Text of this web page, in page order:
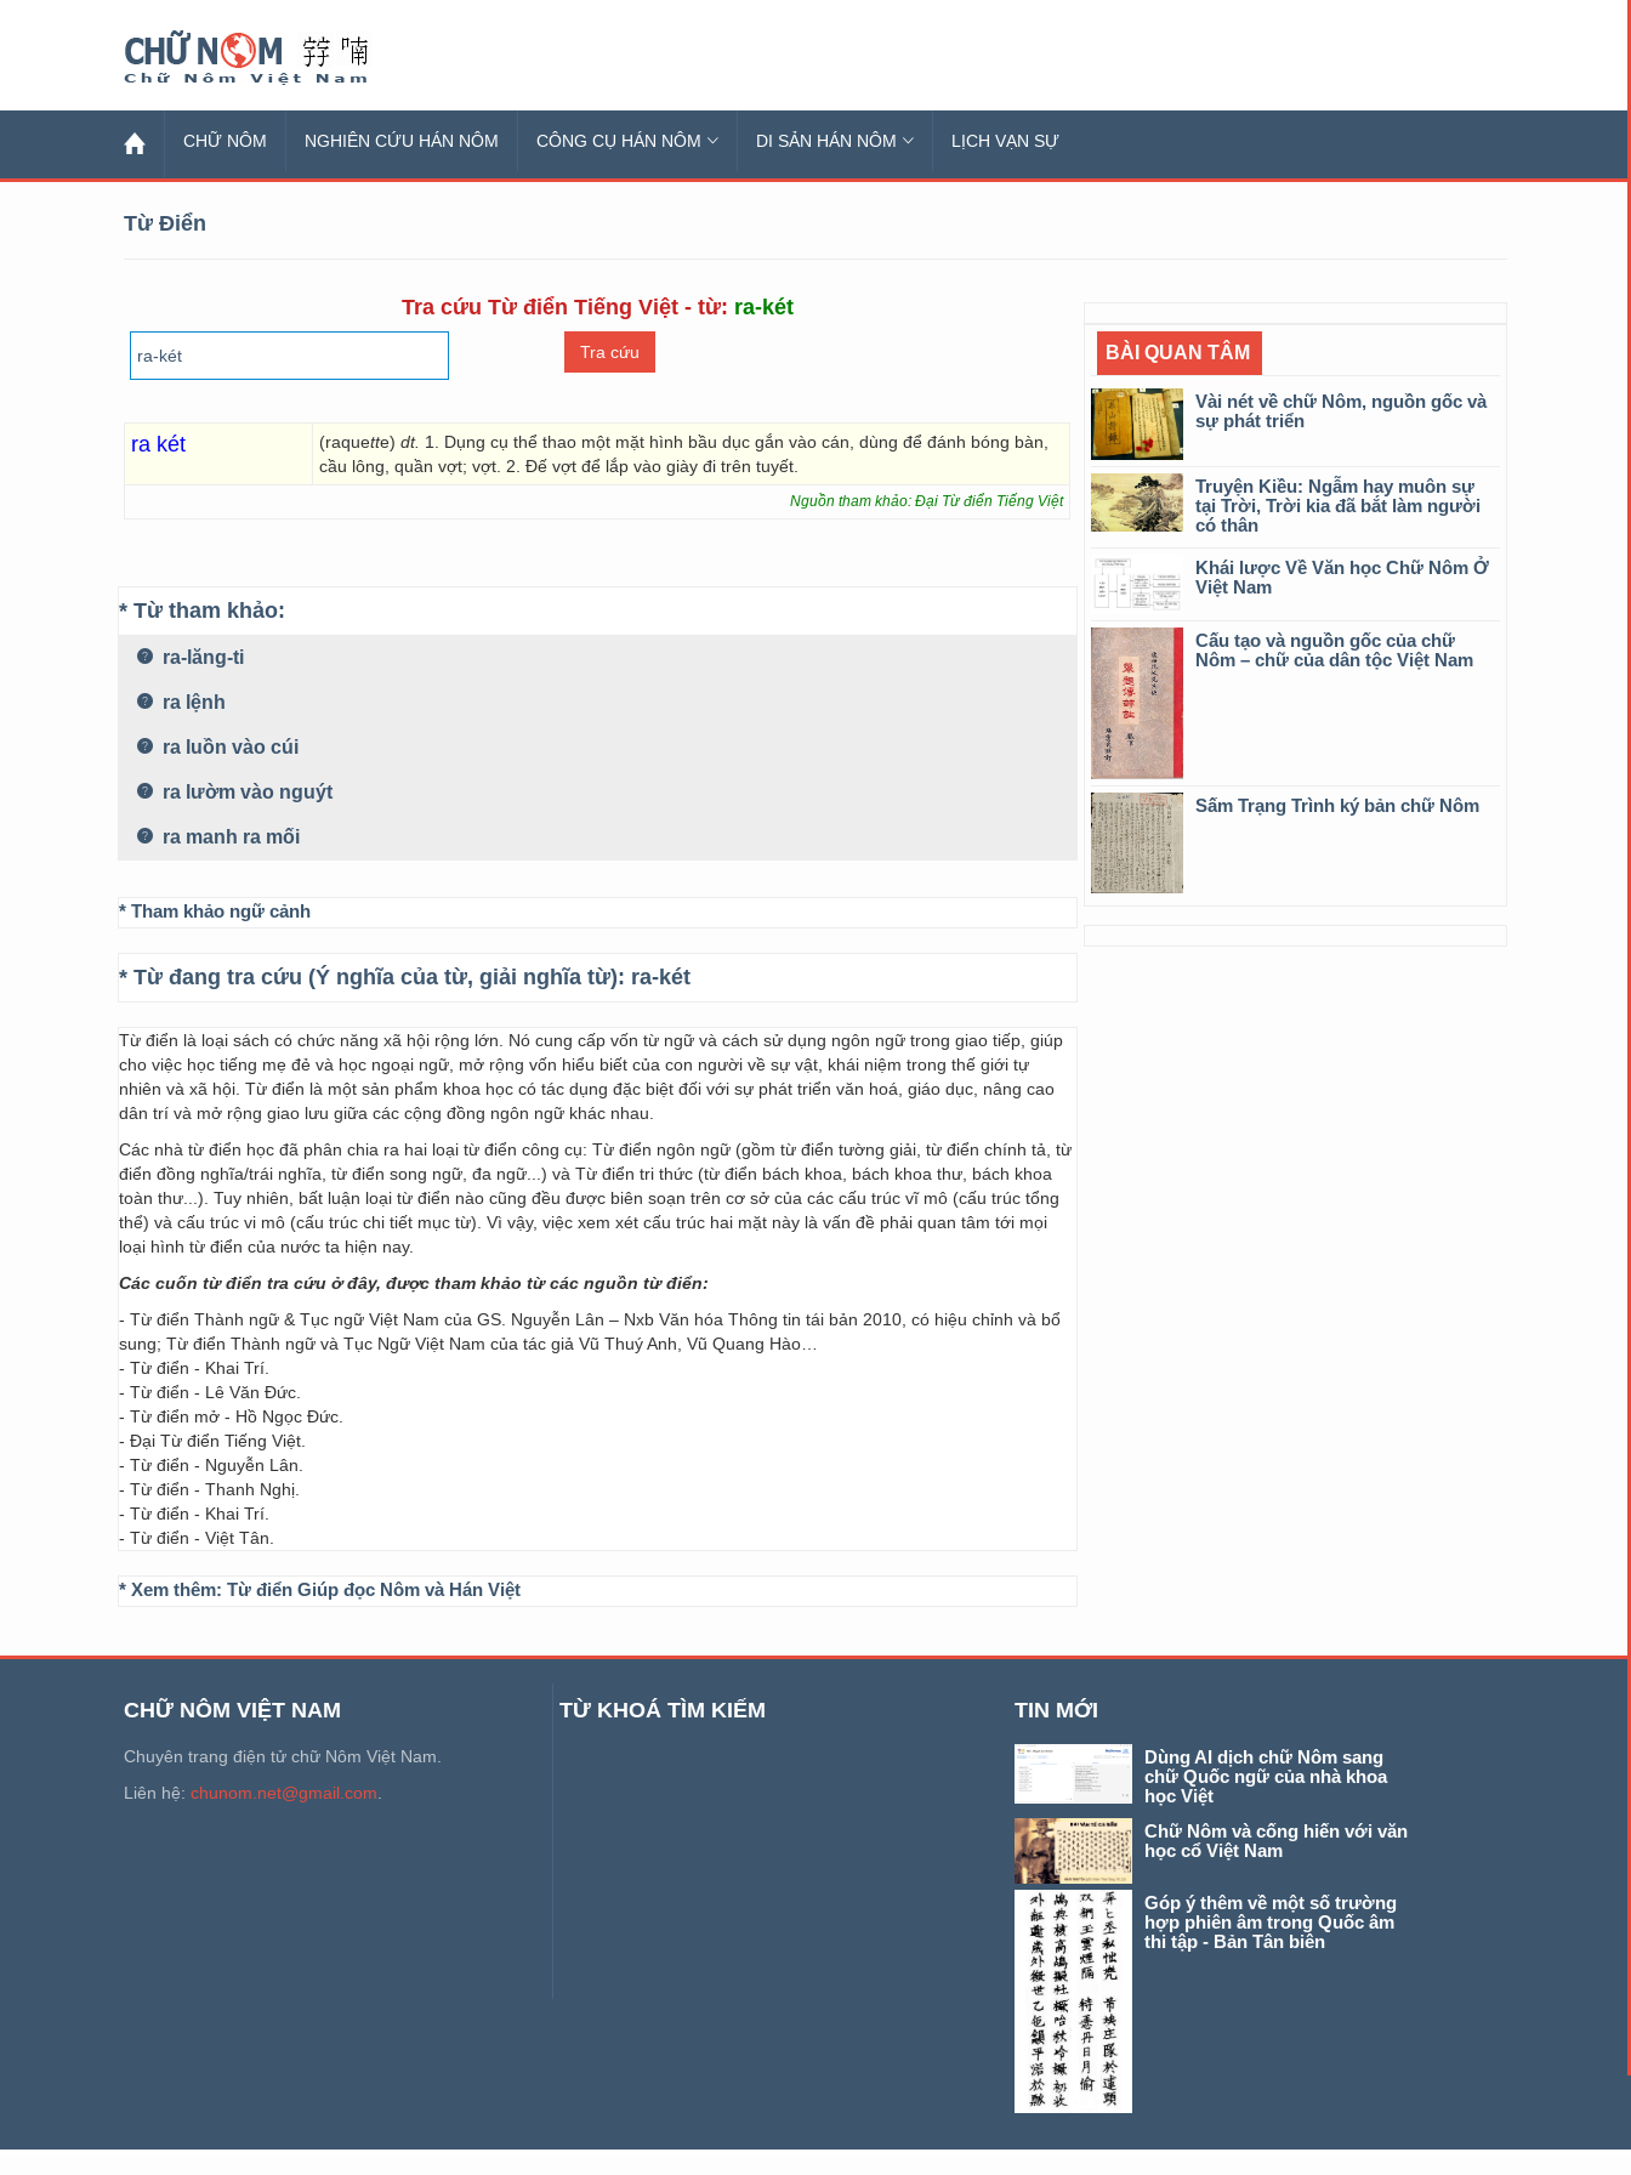
CHỮ NÔM NGHIÊN CỨU HÁN NÔM CÔNG CỤ HÁN NÔM DI SẢN HÁN NÔM LỊCH VẠN SỰ
Từ Điển
Tra cứu Từ điển Tiếng Việt - từ: ra-két
ra két (raquette) dt. 1. Dụng cụ thể thao một mặt hình bầu dục gắn vào cán, dùng để đánh bóng bàn,
cầu lông, quần vợt; vợt. 2. Đế vợt để lắp vào giày đi trên tuyết.
Nguồn tham khảo: Đại Từ điển Tiếng Việt
* Từ tham khảo:
ra-lăng-ti
ra lệnh
ra luồn vào cúi
ra lườm vào nguýt
ra manh ra mối
* Tham khảo ngữ cảnh
* Từ đang tra cứu (Ý nghĩa của từ, giải nghĩa từ): ra-két
Từ điển là loại sách có chức năng xã hội rộng lớn. Nó cung cấp vốn từ ngữ và cách sử dụng ngôn ngữ trong giao tiếp, giúp
cho việc học tiếng mẹ đẻ và học ngoại ngữ, mở rộng vốn hiểu biết của con người về sự vật, khái niệm trong thế giới tự
nhiên và xã hội. Từ điển là một sản phẩm khoa học có tác dụng đặc biệt đối với sự phát triển văn hoá, giáo dục, nâng cao
dân trí và mở rộng giao lưu giữa các cộng đồng ngôn ngữ khác nhau.
Các nhà từ điển học đã phân chia ra hai loại từ điển công cụ: Từ điển ngôn ngữ (gồm từ điển tường giải, từ điển chính tả, từ
điển đồng nghĩa/trái nghĩa, từ điển song ngữ, đa ngữ...) và Từ điển tri thức (từ điển bách khoa, bách khoa thư, bách khoa
toàn thư...). Tuy nhiên, bất luận loại từ điển nào cũng đều được biên soạn trên cơ sở của các cấu trúc vĩ mô (cấu trúc tổng
thể) và cấu trúc vi mô (cấu trúc chi tiết mục từ). Vì vậy, việc xem xét cấu trúc hai mặt này là vấn đề phải quan tâm tới mọi
loại hình từ điển của nước ta hiện nay.
Các cuốn từ điển tra cứu ở đây, được tham khảo từ các nguồn từ điển:
- Từ điển Thành ngữ & Tục ngữ Việt Nam của GS. Nguyễn Lân – Nxb Văn hóa Thông tin tái bản 2010, có hiệu chỉnh và bổ
sung; Từ điển Thành ngữ và Tục Ngữ Việt Nam của tác giả Vũ Thuý Anh, Vũ Quang Hào…
- Từ điển - Khai Trí.
- Từ điển - Lê Văn Đức.
- Từ điển mở - Hồ Ngọc Đức.
- Đại Từ điển Tiếng Việt.
- Từ điển - Nguyễn Lân.
- Từ điển - Thanh Nghị.
- Từ điển - Khai Trí.
- Từ điển - Việt Tân.
* Xem thêm: Từ điển Giúp đọc Nôm và Hán Việt
BÀI QUAN TÂM
Vài nét về chữ Nôm, nguồn gốc và
sự phát triển
Truyện Kiều: Ngẫm hay muôn sự
tại Trời, Trời kia đã bắt làm người
có thân
Khái lược Về Văn học Chữ Nôm Ở
Việt Nam
Cấu tạo và nguồn gốc của chữ
Nôm – chữ của dân tộc Việt Nam
Sấm Trạng Trình ký bản chữ Nôm
CHỮ NÔM VIỆT NAM
Chuyên trang điện tử chữ Nôm Việt Nam.
Liên hệ: chunom.net@gmail.com
TỪ KHOÁ TÌM KIẾM TIN MỚI
Dùng AI dịch chữ Nôm sang
chữ Quốc ngữ của nhà khoa
học Việt
Chữ Nôm và cống hiến với văn
học cổ Việt Nam
Góp ý thêm về một số trường
hợp phiên âm trong Quốc âm
thi tập - Bản Tân biên